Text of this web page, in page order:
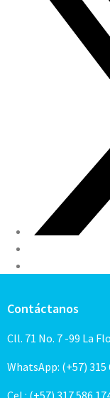
Contáctanos
Cll. 71 No. 7 -99 La
WhatsApp: (+57) 315
Cel.: (+57) 317 586